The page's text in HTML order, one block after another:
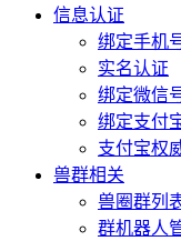
信息认证
绑定手机
实名认证
绑定微信
绑定支付
支付宝权
兽群相关
兽圈群列
群机器人